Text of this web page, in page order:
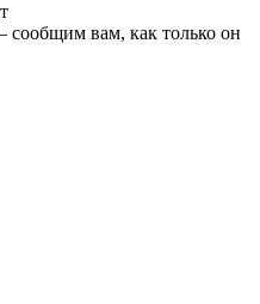
вам, как только он